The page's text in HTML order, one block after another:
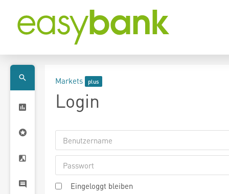
Markets
Login
Eingeloggt bleiben